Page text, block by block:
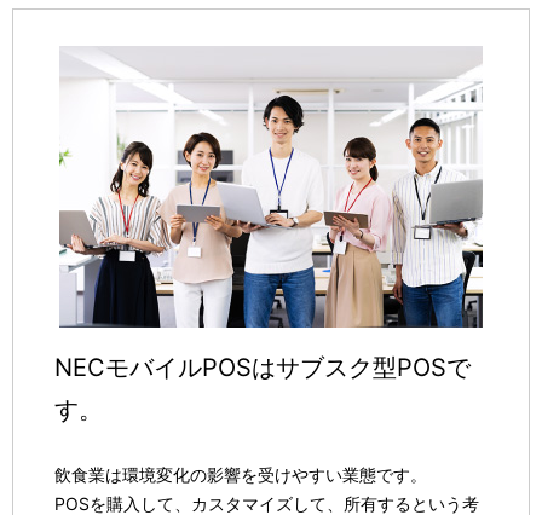
NECモバイルPOSはサブスク型POSで
す。
飲食業は環境変化の影響を受けやすい業態です。
POSを購入して、カスタマイズして、所有するという考